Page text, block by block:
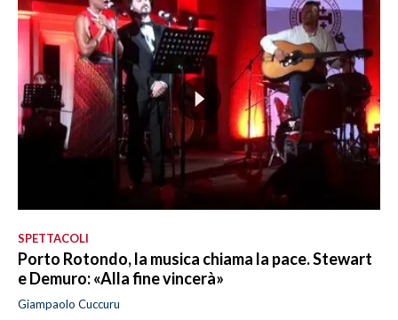
SPETTACOLI
Porto Rotondo, la musica chiama la pace. Stewart
e Demuro: «Alla fine vincerà»
Giampaolo Cuccuru